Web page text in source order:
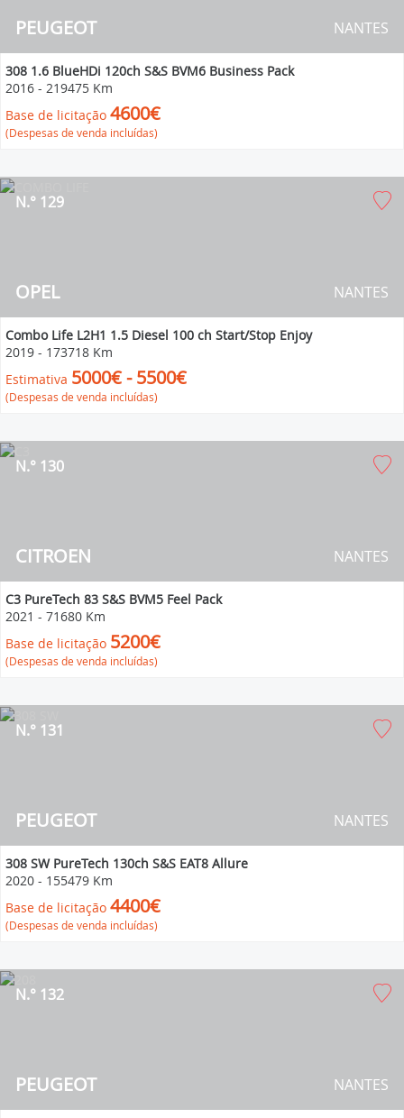
PEUGEOT NANTES
308 1.6 BlueHDi 120ch S&S BVM6 Business Pack
2016 - 219475 Km
Base de licitação 4600€
(Despesas de venda incluídas)
OPEL
N.° 129
NANTES
Combo Life L2H1 1.5 Diesel 100 ch Start/Stop Enjoy
2019 - 173718 Km
Estimativa 5000€ - 5500€
(Despesas de venda incluídas)
CITROEN
N.° 130
NANTES
C3 PureTech 83 S&S BVM5 Feel Pack
2021 - 71680 Km
Base de licitação 5200€
(Despesas de venda incluídas)
PEUGEOT
N.° 131
NANTES
308 SW PureTech 130ch S&S EAT8 Allure
2020 - 155479 Km
Base de licitação 4400€
(Despesas de venda incluídas)
PEUGEOT
N.° 132
NANTES